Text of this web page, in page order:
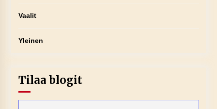
Vaalit
Yleinen
Tilaa blogit